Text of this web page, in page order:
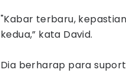
"Kabar terbaru,
kedua,” kata David.
Dia berharap para